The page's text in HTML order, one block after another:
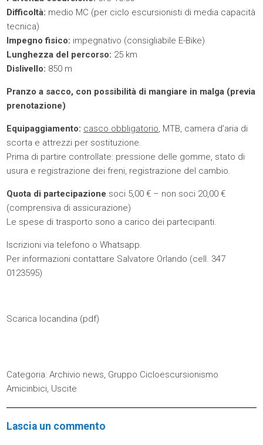
Difficoltà: medio MC (per ciclo escursionisti di media capacità
tecnica)
Impegno fisico: impegnativo (consigliabile E-Bike)
Lunghezza del percorso: 25 km
Dislivello: 850 m
Pranzo a sacco, con possibilità di mangiare in malga (previa
prenotazione)
Equipaggiamento: casco obbligatorio , MTB, camera d’aria di
scorta e attrezzi per sostituzione.
Prima di partire controllate: pressione delle gomme, stato di
usura e registrazione dei freni, registrazione del cambio.
Quota di partecipazione soci 5,00 € – non soci 20,00 €
(comprensiva di assicurazione)
Le spese di trasporto sono a carico dei partecipanti.
Iscrizioni via telefono o Whatsapp.
Per informazioni contattare Salvatore Orlando (cell. 347
0123595)
Scarica locandina (pdf)
Categoria:Archivio news Gruppo Cicloescursionismo
Amicinbici Uscite
Lascia un commento